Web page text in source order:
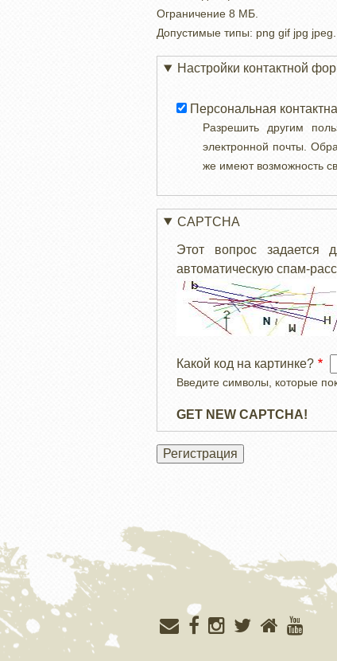
Ограничение 8 МБ.
Допустимые типы: png gif jpg jpeg.
Настройки контактной
Персональная
Разрешить другим
электронной почты.
же имеют возможность
CAPTCHA
Этот вопрос задается
автоматическую спам-
Какой код на картинке?
Введите символы, которые
GET NEW CAPTCHA!